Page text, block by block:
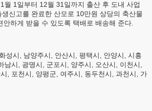
월 1일부터 12월 31일까지 출산 후 도내 사업
신고를 완료한 산모로 10만원 상당의 축산물
안하게 받을 수 있도록 택배로 배송해 준다.
성시, 남양주시, 안산시, 평택시, 안양시, 시흥
남시, 광명시, 군포시, 양주시, 오산시, 이천시,
, 포천시, 양평군, 여주시, 동두천시, 과천시, 가